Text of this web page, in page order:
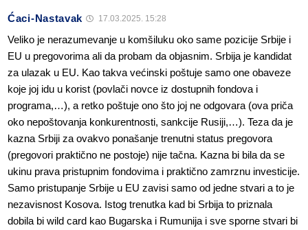
Ćaci-Nastavak 17.03.2025. 15:28
Veliko je nerazumevanje u komšiluku oko same pozicije Srbije i
EU u pregovorima ali da probam da objasnim. Srbija je kandidat
za ulazak u EU. Kao takva većinski poštuje samo one obaveze
koje joj idu u korist (povlači novce iz dostupnih fondova i
programa,…), a retko poštuje ono što joj ne odgovara (ova priča
oko nepoštovanja konkurentnosti, sankcije Rusiji,…). Teza da je
kazna Srbiji za ovakvo ponašanje trenutni status pregovora
(pregovori praktično ne postoje) nije tačna. Kazna bi bila da se
ukinu prava pristupnim fondovima i praktično zamrznu investicije.
Samo pristupanje Srbije u EU zavisi samo od jedne stvari a to je
nezavisnost Kosova. Istog trenutka kad bi Srbija to priznala
dobila bi wild card kao Bugarska i Rumunija i sve sporne stvari bi